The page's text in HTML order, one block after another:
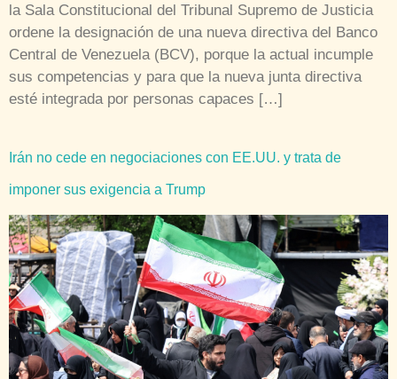
la Sala Constitucional del Tribunal Supremo de Justicia
ordene la designación de una nueva directiva del Banco
Central de Venezuela (BCV), porque la actual incumple
sus competencias y para que la nueva junta directiva
esté integrada por personas capaces […]
Irán no cede en negociaciones con EE.UU. y trata de
imponer sus exigencia a Trump